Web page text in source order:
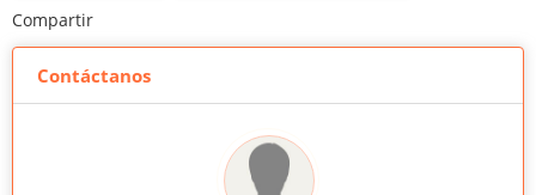
Compartir
Contáctanos